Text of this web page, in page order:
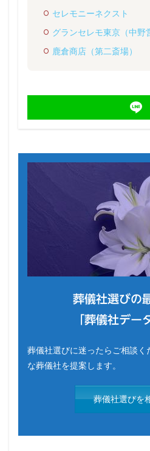
セレモニーネクスト
グランセレモ東京（中野
鹿倉商店（第二斎場）
葬儀社選びの
「葬儀社デー
葬儀社選びに迷ったらご相談く
な葬儀社を提案します。
葬儀社選びを